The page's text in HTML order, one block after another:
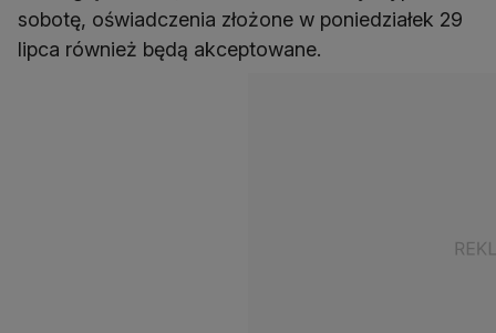
sobotę, oświadczenia złożone w poniedziałek 29
lipca również będą akceptowane.